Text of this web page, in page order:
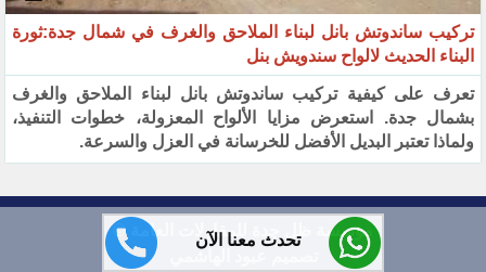
تحدث معنا الآن
تركيب ساندوتش بانل لبناء الملاحق والغرف في شمال جدة:ثورة
البناء الحديث لالواح سندويش بنل
تعرف على كيفية تركيب ساندوتش بانل لبناء الملاحق والغرف
بشمال جدة. استعرض مزايا الألواح المعزولة، خطوات التنفيذ،
ولماذا تعتبر البديل الأفضل للخرسانة في العزل والسرعة.
مؤسسة ظل جدة للمقاولات العامة ©